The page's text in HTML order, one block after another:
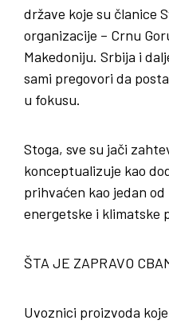
države koje su članice
organizacije – Crnu
Makedoniju. Srbija i
sami pregovori da
u fokusu.
Stoga, sve su jači
konceptualizuje kao
prihvaćen kao jedan
energetske i klimatske
ŠTA JE ZAPRAVO
Uvoznici proizvoda